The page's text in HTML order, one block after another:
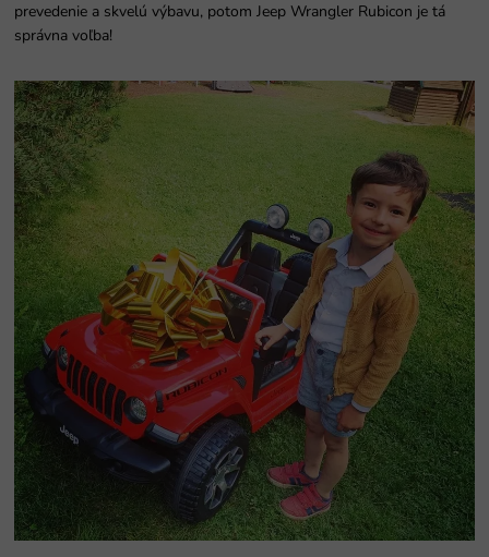
prevedenie a skvelú výbavu, potom Jeep Wrangler Rubicon je tá
správna voľba!